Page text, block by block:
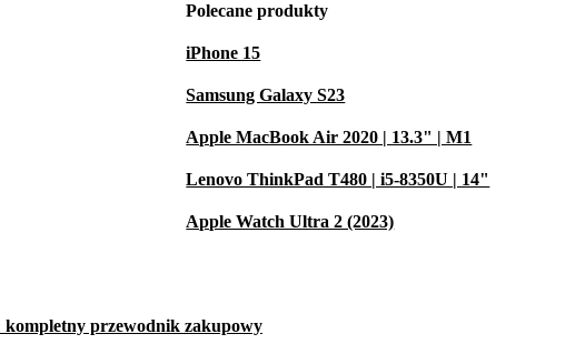
Polecane produkty
iPhone 15
Samsung Galaxy S23
Apple MacBook Air 2020 | 13.3" | M1
Lenovo ThinkPad T480 | i5-8350U | 14"
Apple Watch Ultra 2 (2023)
kompletny przewodnik zakupowy